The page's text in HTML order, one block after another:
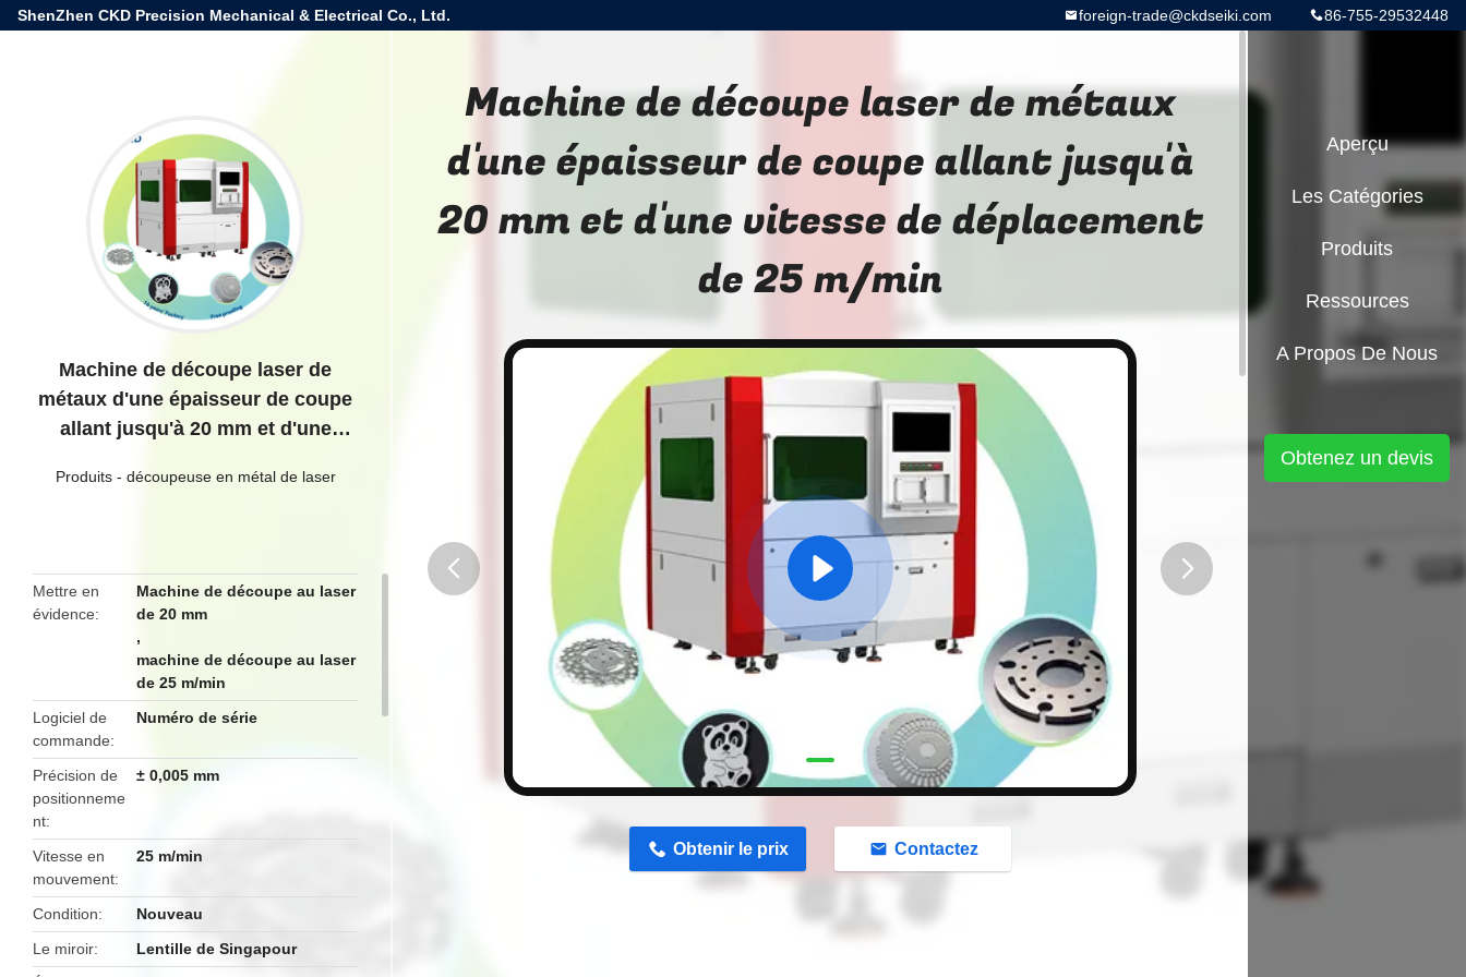
ShenZhen CKD Precision Mechanical & Electrical Co., Ltd. 86-755-29532448
foreign-trade@ckdseiki.com
Machine de découpe laser de
métaux d'une épaisseur de coupe
allant jusqu'à 20 mm et d'une
m/min
Produits- découpeuse en métal de laser
Mettre en
évidence
Machine de découpe au laser
de 20 mm
,
machine de découpe au laser
de 25 m/min
Logiciel de
commande
Numéro de série
Précision de
positionneme
nt
± 0,005 mm
Vitesse en
mouvement
25 m/min
Condition
Nouveau
Le miroir
Lentille de Singapour
Machine de découpe laser de métaux
d'une épaisseur de coupe allant jusqu'à
20 mm et d'une vitesse de déplacement
de 25 m/min
Obtenir le prix Contactez
Aperçu
Les Catégories
Produits
Ressources
A Propos De Nous
Obtenez un devis